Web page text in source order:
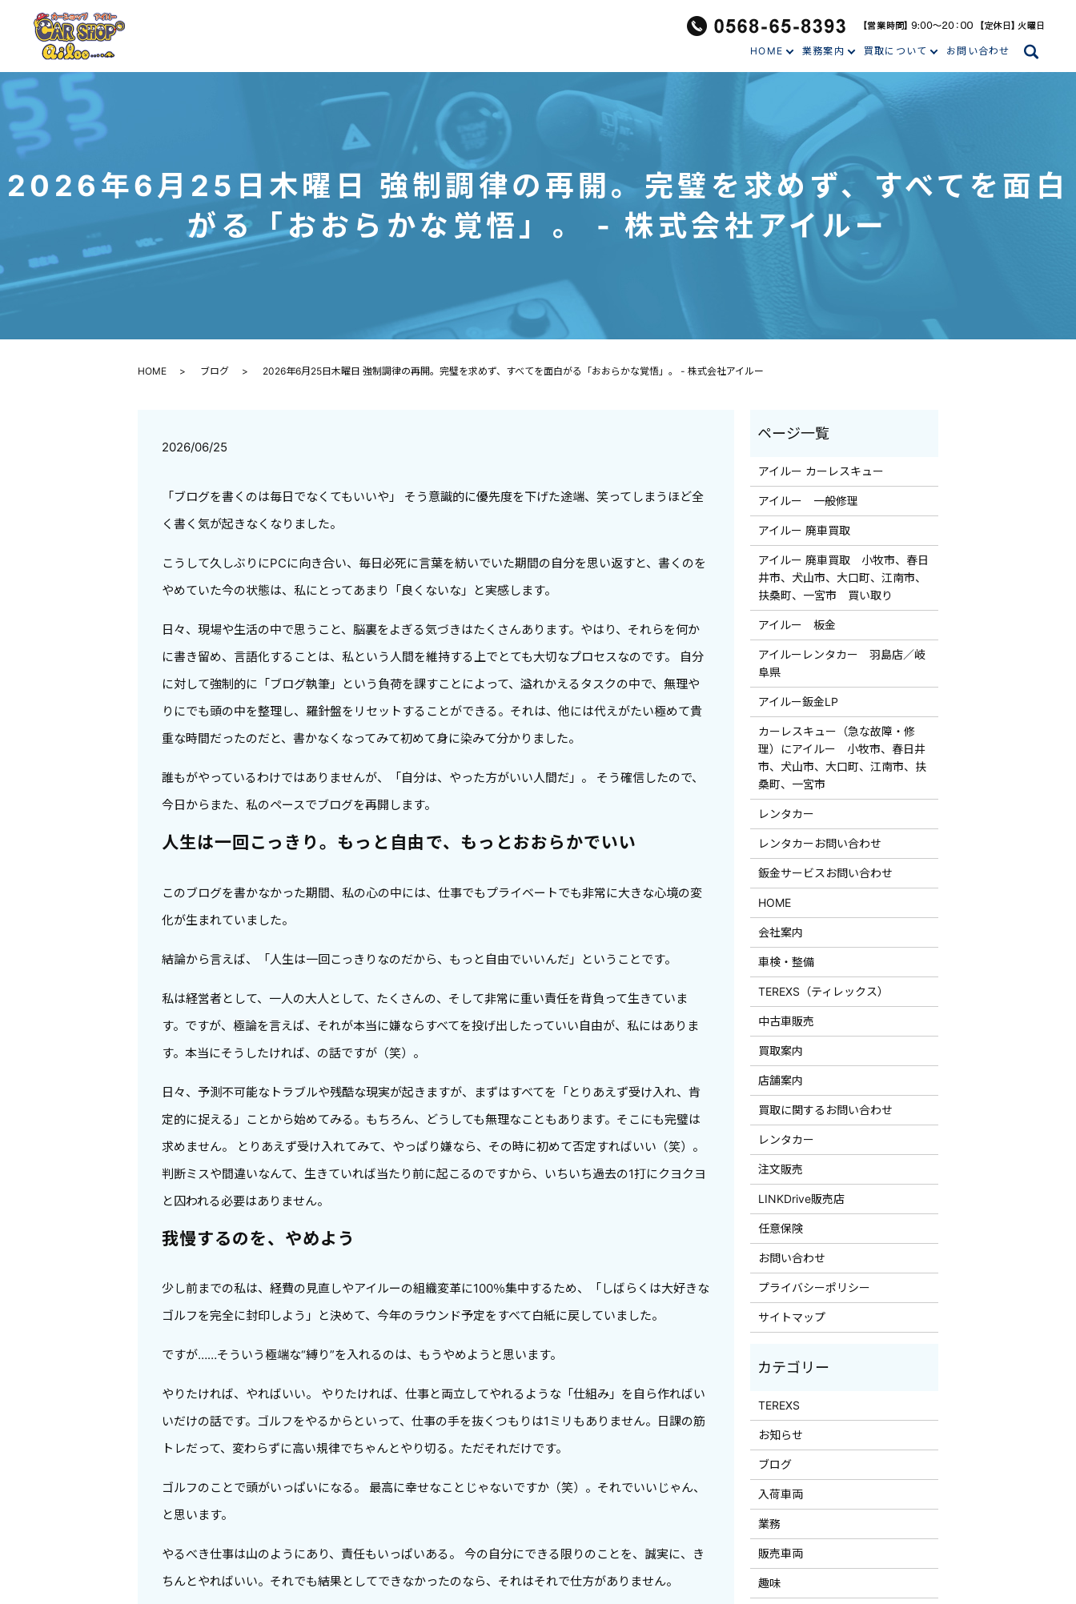
HOME 業務案内 買取について お問い合わせ search
2026年6月25日木曜日 強制調律の再開。完璧を求めず、すべてを面白
がる「おおらかな覚悟」。 - 株式会社アイルー
HOME ブログ 2026年6月25日木曜日 強制調律の再開。完璧を求めず、すべてを面白がる「おおらかな覚悟」。 - 株式会社アイルー
2026/06/25
「ブログを書くのは毎日でなくてもいいや」 そう意識的に優先度を下げた途端、笑ってしまうほど全
く書く気が起きなくなりました。
こうして久しぶりにPCに向き合い、毎日必死に言葉を紡いでいた期間の自分を思い返すと、書くのを
やめていた今の状態は、私にとってあまり「良くないな」と実感します。
日々、現場や生活の中で思うこと、脳裏をよぎる気づきはたくさんあります。やはり、それらを何か
に書き留め、言語化することは、私という人間を維持する上でとても大切なプロセスなのです。 自分
に対して強制的に「ブログ執筆」という負荷を課すことによって、溢れかえるタスクの中で、無理や
りにでも頭の中を整理し、羅針盤をリセットすることができる。それは、他には代えがたい極めて貴
重な時間だったのだと、書かなくなってみて初めて身に染みて分かりました。
誰もがやっているわけではありませんが、「自分は、やった方がいい人間だ」。 そう確信したので、
今日からまた、私のペースでブログを再開します。
人生は一回こっきり。もっと自由で、もっとおおらかでいい
このブログを書かなかった期間、私の心の中には、仕事でもプライベートでも非常に大きな心境の変
化が生まれていました。
結論から言えば、「人生は一回こっきりなのだから、もっと自由でいいんだ」ということです。
私は経営者として、一人の大人として、たくさんの、そして非常に重い責任を背負って生きていま
す。ですが、極論を言えば、それが本当に嫌ならすべてを投げ出したっていい自由が、私にはありま
す。本当にそうしたければ、の話ですが（笑）。
日々、予測不可能なトラブルや残酷な現実が起きますが、まずはすべてを「とりあえず受け入れ、肯
定的に捉える」ことから始めてみる。もちろん、どうしても無理なこともあります。そこにも完璧は
求めません。 とりあえず受け入れてみて、やっぱり嫌なら、その時に初めて否定すればいい（笑）。
判断ミスや間違いなんて、生きていれば当たり前に起こるのですから、いちいち過去の1打にクヨクヨ
と囚われる必要はありません。
我慢するのを、やめよう
少し前までの私は、経費の見直しやアイルーの組織変革に100％集中するため、「しばらくは大好きな
ゴルフを完全に封印しよう」と決めて、今年のラウンド予定をすべて白紙に戻していました。
ですが……そういう極端な“縛り”を入れるのは、もうやめようと思います。
やりたければ、やればいい。 やりたければ、仕事と両立してやれるような「仕組み」を自ら作ればい
いだけの話です。ゴルフをやるからといって、仕事の手を抜くつもりは1ミリもありません。日課の筋
トレだって、変わらずに高い規律でちゃんとやり切る。ただそれだけです。
ゴルフのことで頭がいっぱいになる。 最高に幸せなことじゃないですか（笑）。それでいいじゃん、
と思います。
やるべき仕事は山のようにあり、責任もいっぱいある。 今の自分にできる限りのことを、誠実に、き
ちんとやればいい。それでも結果としてできなかったのなら、それはそれで仕方がありません。
アイルー カーレスキュー
アイルー 一般修理
アイルー 廃車買取
アイルー 廃車買取 小牧市、春日
井市、犬山市、大口町、江南市、
扶桑町、一宮市 買い取り
アイルー 板金
アイルーレンタカー 羽島店／岐
阜県
アイルー鈑金LP
カーレスキュー（急な故障・修
理）にアイルー 小牧市、春日井
市、犬山市、大口町、江南市、扶
桑町、一宮市
レンタカー
レンタカーお問い合わせ
鈑金サービスお問い合わせ
HOME
会社案内
車検・整備
TEREXS（ティレックス）
中古車販売
買取案内
店舗案内
買取に関するお問い合わせ
レンタカー
注文販売
LINKDrive販売店
任意保険
お問い合わせ
プライバシーポリシー
サイトマップ
TEREXS
お知らせ
ブログ
入荷車両
業務
販売車両
趣味